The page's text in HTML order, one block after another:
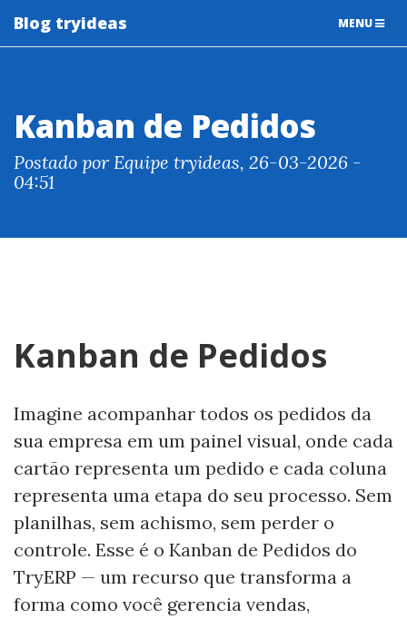
TOGGLE
MENU
Blog tryideas
Kanban de Pedidos
Postado por Equipe tryideas, 26-03-2026 -
04:51
Kanban de Pedidos
Imagine acompanhar todos os pedidos da
sua empresa em um painel visual, onde cada
cartão representa um pedido e cada coluna
representa uma etapa do seu processo. Sem
planilhas, sem achismo, sem perder o
controle. Esse é o Kanban de Pedidos do
TryERP — um recurso que transforma a
forma como você gerencia vendas,